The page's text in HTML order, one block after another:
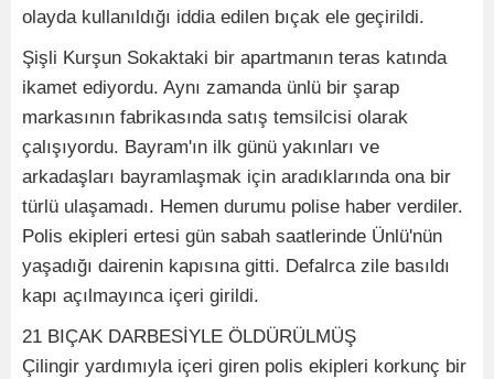
olayda kullanıldığı iddia edilen bıçak ele geçirildi.
Şişli Kurşun Sokaktaki bir apartmanın teras katında
ikamet ediyordu. Aynı zamanda ünlü bir şarap
markasının fabrikasında satış temsilcisi olarak
çalışıyordu. Bayram'ın ilk günü yakınları ve
arkadaşları bayramlaşmak için aradıklarında ona bir
türlü ulaşamadı. Hemen durumu polise haber verdiler.
Polis ekipleri ertesi gün sabah saatlerinde Ünlü'nün
yaşadığı dairenin kapısına gitti. Defalrca zile basıldı
kapı açılmayınca içeri girildi.
21 BIÇAK DARBESİYLE ÖLDÜRÜLMÜŞ
Çilingir yardımıyla içeri giren polis ekipleri korkunç bir